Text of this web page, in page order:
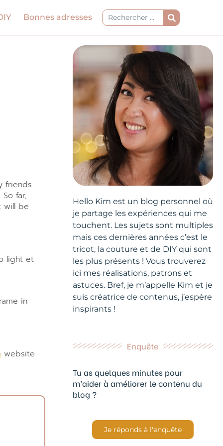
Bonnes adresses Rechercher
friends
. So far,
will be
light et
in
website
Hello Kim est un blog personnel où
je partage les expériences qui me
touchent. Les sujets sont multiples
mais ces dernières années c’est le
tricot, la couture et de DIY qui sont
les plus présents ! Vous trouverez
ici mes réalisations, patrons et
astuces. Bref, je m’appelle Kim et je
suis créatrice de contenus, j’espère
inspirants !
Enquête
Tu as quelques minutes pour
m’aider à améliorer le contenu du
blog ?
Je réponds à l'enquête